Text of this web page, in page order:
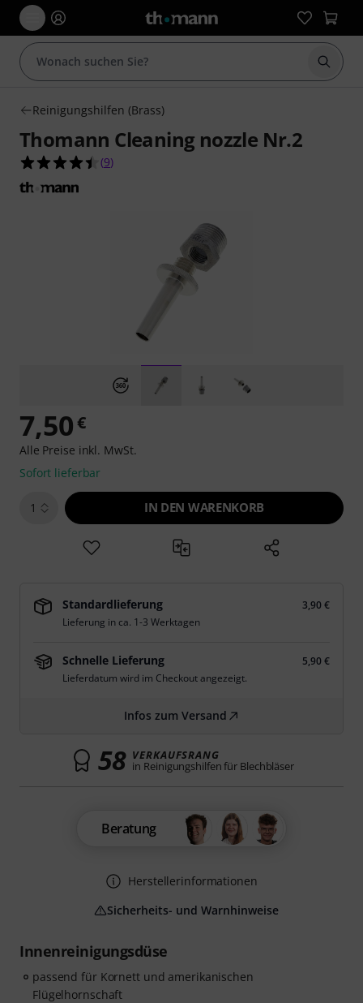
Suche
Reinigungshilfen (Brass)
Thomann Cleaning nozzle Nr.2
4.4 von 5 Sternen aus 9 Kundenbewertungen
(9)
Innenreinigungsdüse
passend für Kornett und amerikanischen
Flügelhornschaft
7,50€
Alle Preise inkl. MwSt.
Sofort lieferbar
1 IN DEN WARENKORB
Standardlieferung
3,90 €
Lieferung in ca. 1-3 Werktagen
Schnelle Lieferung
5,90 €
Lieferdatum wird im Checkout angezeigt.
Infos zum Versand
58 VERKAUFSRANG
in Reinigungshilfen für Blechbläser
Beratung
Herstellerinformationen
Sicherheits- und Warnhinweise